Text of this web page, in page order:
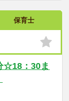
保育士
☆18：30ま